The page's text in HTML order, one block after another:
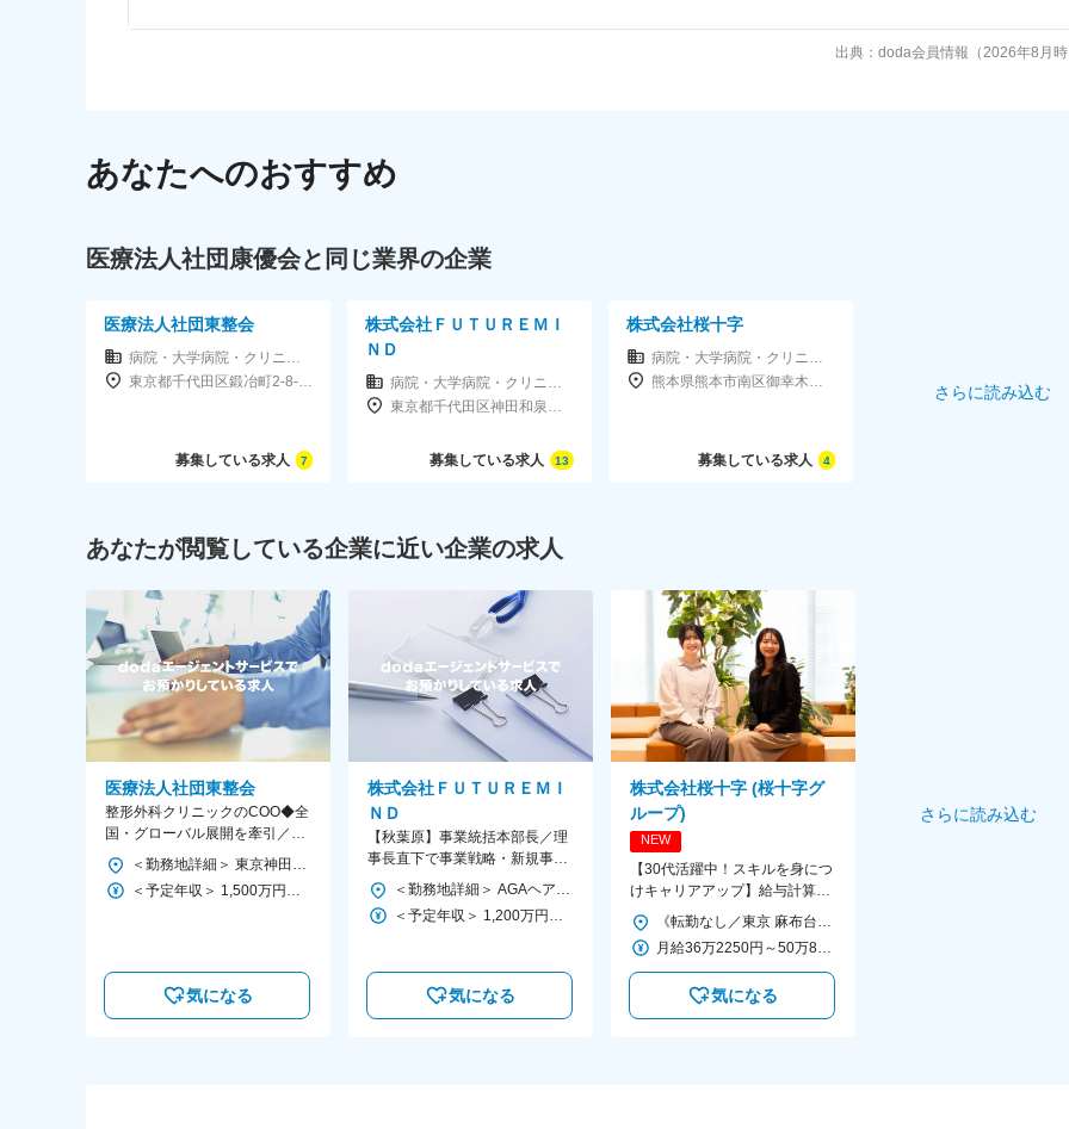
出典：doda会員情報（2026年8月
あなたへのおすすめ
医療法人社団康優会と同じ業界の企業
医療法人社団東整会
病院・大学病院・クリニック
東京都千代田区鍛冶町2-8-6メディカルプライム神田３F、４F
募集している求人 7
株式会社ＦＵＴＵＲＥＭＩ
ＮＤ
病院・大学病院・クリニック
東京都千代田区神田和泉町1-6-16ヤマトビル405
募集している求人 13
株式会社桜十字
病院・大学病院・クリニック
熊本県熊本市南区御幸木部1-1-1
募集している求人 4
さらに読み込む
あなたが閲覧している企業に近い企業の求人
医療法人社団東整会
整形外科クリニックのCOO◆全
国・グローバル展開を牽引／急
成長医療法人の経営中核／業界
未経験歓迎
＜勤務地詳細＞ 東京神田整形外科クリニック 住所：東京都千代田区鍛冶町2丁目8-6 メディカルプライム神田3F 勤務地最寄駅：JR山手線／神田駅 受動喫煙対策：屋内全面禁煙 変更の範囲：会社の定める事業所
＜予定年収＞ 1,500万円～2,000万円 ＜賃金形態＞ 月給制 ＜賃金内訳＞ 月額（基本給）：1,200,000円～1,500,000円 ＜月給＞ 1,200,000円～1,500,000円 ＜昇給有無＞ 有 ＜残業手当＞ 有 ＜給与補足＞ ※経験やスキルを考慮して決定します。 ■昇給：年1回 ■賞与：年2回 賃金はあくまでも目安の金額であり、選考を通じて上下する可能性があります。 月給(月額)は固定手当を含めた表記です。
気になる
株式会社ＦＵＴＵＲＥＭＩ
ＮＤ
【秋葉原】事業統括本部長／理
事長直下で事業戦略・新規事業
開発を推進
＜勤務地詳細＞ AGAヘアクリニック秋葉原本院 住所：東京都千代田区外神田3-12-8 住友不動産秋葉原ビル9F 受動喫煙対策：屋内全面禁煙 変更の範囲：会社の定める事業所（リモートワーク含む）
＜予定年収＞ 1,200万円～1,794万円 ＜賃金形態＞ 月給制 ＜賃金内訳＞ 月額（基本給）：240,000円 その他固定手当/月：120,000円～640,000円 ＜月給＞ 360,000円～880,000円 ＜昇給有無＞ 有 ＜残業手当＞ 無 ＜給与補足＞ 事業統括本部長級1686万円（1200～1794万円）。全員一律の基本給に5つの手当と+αを組み合わせた金額が報酬となります。 賃金はあくまでも目安の金額であり、選考を通じて上下する可能性があります。 月給(月額)は固定手当を含めた表記です。
気になる
株式会社桜十字 (桜十字グ
ループ)
NEW
【30代活躍中！スキルを身につ
けキャリアアップ】給与計算・
労務に関する業務全般をお任せ
《転勤なし／東京 麻布台／関西》 【東京】 東京都港区麻布台1丁目3番1号 麻布台ヒルズ森JPタワー27階 ★2025年4月より新オフィスへ移転！ ＜アクセス＞ ・東京メトロ日比谷線「神谷町駅」徒歩6分（地下通路直結） ・東京メトロ南北線「六本木一丁目駅」徒歩7分（地下通路直結） 【関西】 場所未定（大阪を予定） ※東京での研修の可能性あり ※受動喫煙対策あり（敷地内禁煙）
月給36万2250円～50万8000円（固定残業代含む） ※経験・スキル・前職給与を考慮の上、決定いたします。 ※固定残業代は、時間外労働の有無に関わらず20時間分を、月4万6500円～6万5250円支給。 上記を超える時間外労働分は追加で支給いたします。
気になる
さらに読み込む